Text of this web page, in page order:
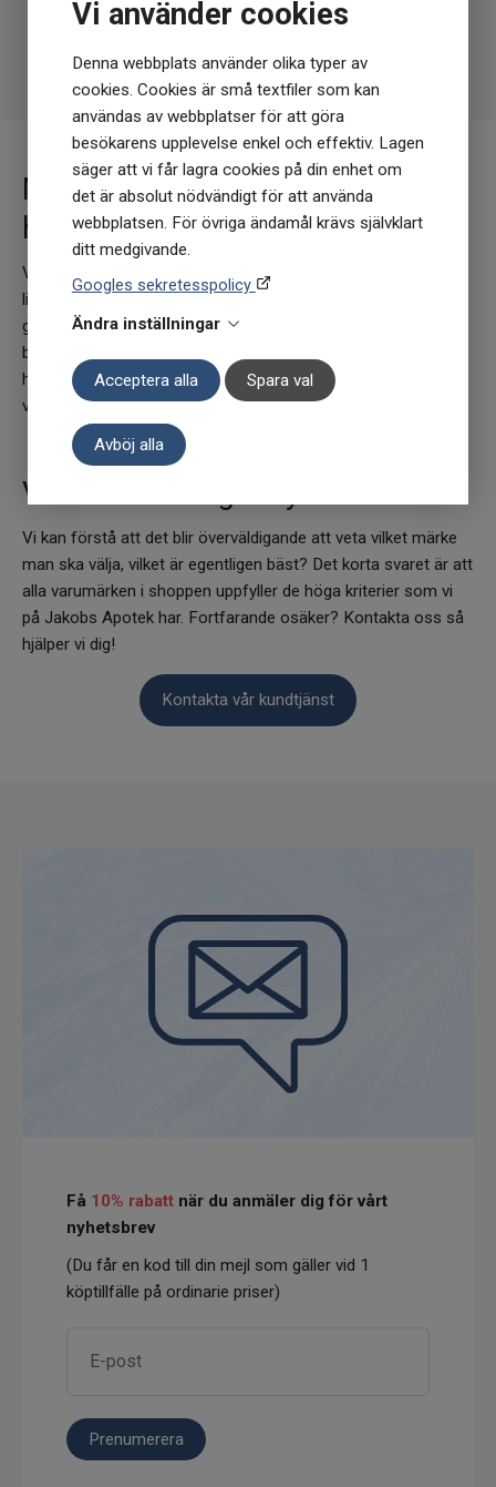
Vi använder cookies
Denna webbplats använder olika typer av
cookies. Cookies är små textfiler som kan
användas av webbplatser för att göra
besökarens upplevelse enkel och effektiv. Lagen
säger att vi får lagra cookies på din enhet om
det är absolut nödvändigt för att använda
webbplatsen. För övriga ändamål krävs självklart
ditt medgivande.
Googles sekretesspolicy
Ändra inställningar
Acceptera alla Spara val
Avböj alla
100 119 kr
KÖP KÖP
Marknadsledande varumärken
hittar du hos oss!
Vårt breda sortiment hälsoprodukter speglas av ett nästintill
lika brett utbud av varumärken. Urvalet i vår webbshop är alltid
grundat i att dessa ska vara så skonsamma som möjligt mot
både oss & planeten. Här finner du allt inom kosttillskott,
hälsokost- och skönhetsprodukter från både äldre
välbeprövade varumärken till nya uppstickare.
Vill du testa något nytt?
Vi kan förstå att det blir överväldigande att veta vilket märke
man ska välja, vilket är egentligen bäst? Det korta svaret är att
alla varumärken i shoppen uppfyller de höga kriterier som vi
på Jakobs Apotek har. Fortfarande osäker? Kontakta oss så
hjälper vi dig!
Kontakta vår kundtjänst
Få 10% rabatt när du anmäler dig för vårt
nyhetsbrev
(Du får en kod till din mejl som gäller vid 1
köptillfälle på ordinarie priser)
Prenumerera